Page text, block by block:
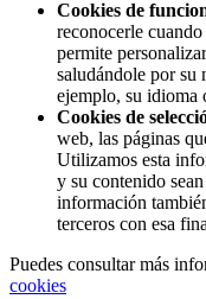
Cookies de
reconocerle
permite
saludándole por su
ejemplo, su idioma
Cookies de
web, las páginas
Utilizamos esta
y su contenido
información
terceros con esa
Puedes consultar más
cookies